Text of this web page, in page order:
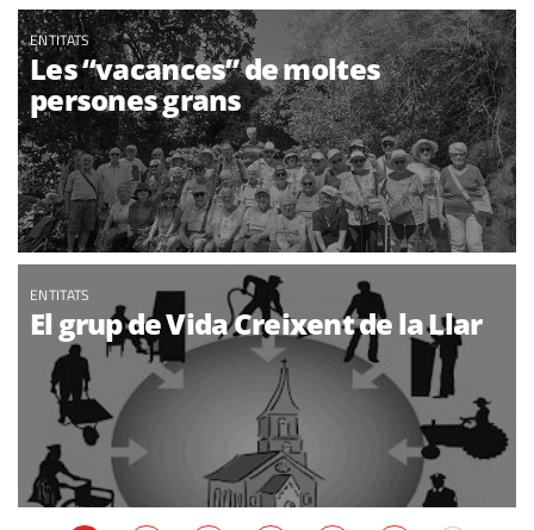
ENTITATS
Les “vacances” de moltes
persones grans
ENTITATS
El grup de Vida Creixent de la Llar